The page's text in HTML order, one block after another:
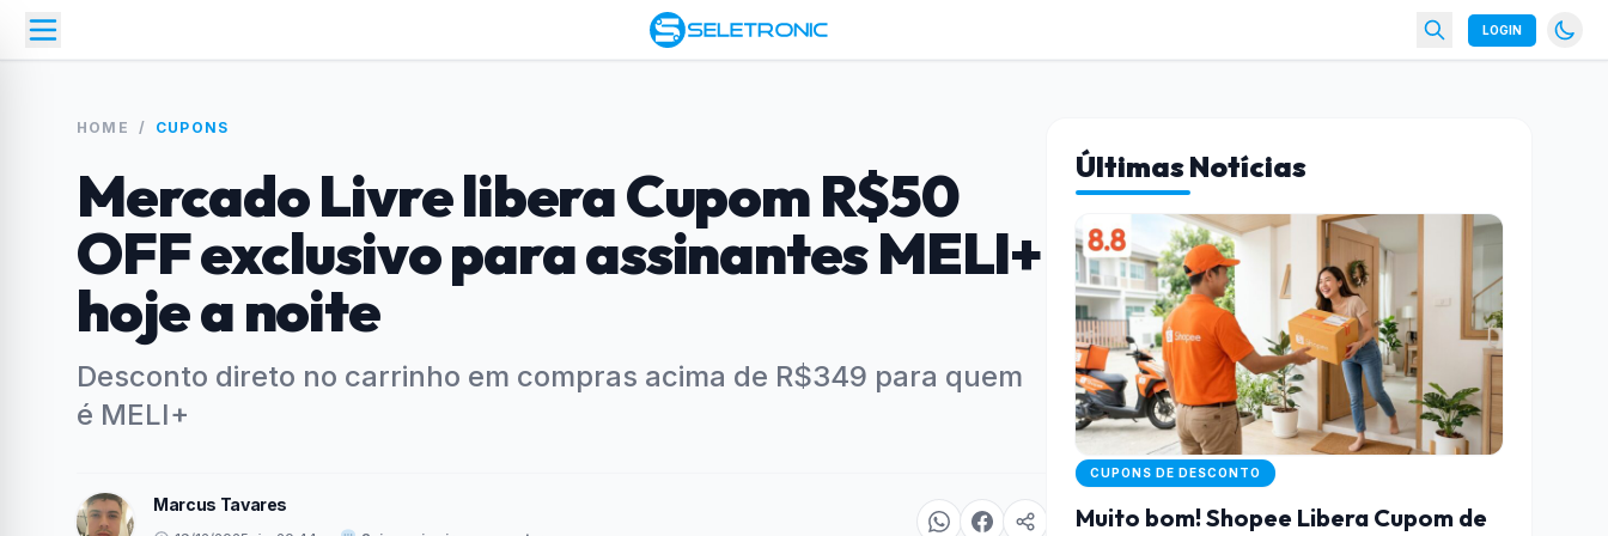
LOGIN
HOME / CUPONS
Mercado Livre libera Cupom R$50
OFF exclusivo para assinantes MELI+
hoje a noite
Desconto direto no carrinho em compras acima de R$349 para quem
é MELI+
Marcus Tavares
Últimas Notícias
CUPONS DE DESCONTO
Muito bom! Shopee Libera Cupom de